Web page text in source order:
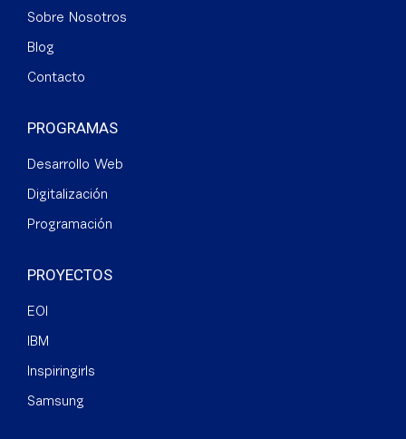
Sobre Nosotros
Blog
Contacto
PROGRAMAS
Desarrollo Web
Digitalización
Programación
PROYECTOS
EOI
IBM
Inspiringirls
Samsung